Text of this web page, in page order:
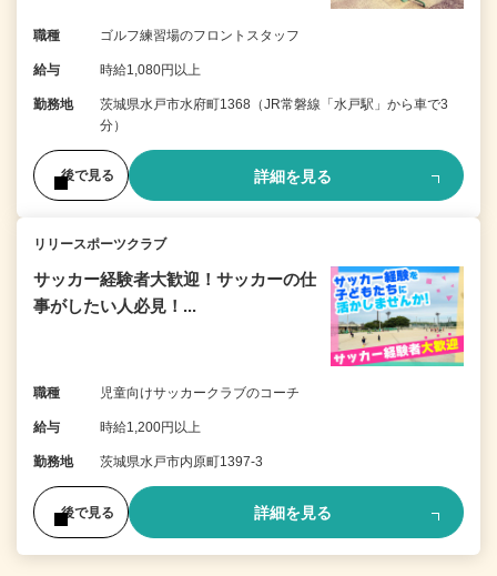
職種 ゴルフ練習場のフロントスタッフ
給与 時給1,080円以上
勤務地
茨城県水戸市水府町1368（JR常磐線「水戸駅」から車で3
分）
後で見る 詳細を見る
リリースポーツクラブ
サッカー経験者大歓迎！サッカーの仕
事がしたい人必見！...
職種 児童向けサッカークラブのコーチ
給与 時給1,200円以上
勤務地 茨城県水戸市内原町1397-3
後で見る 詳細を見る